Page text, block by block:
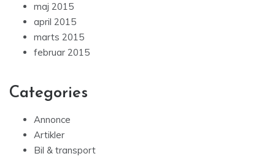
maj 2015
april 2015
marts 2015
februar 2015
Categories
Annonce
Artikler
Bil & transport